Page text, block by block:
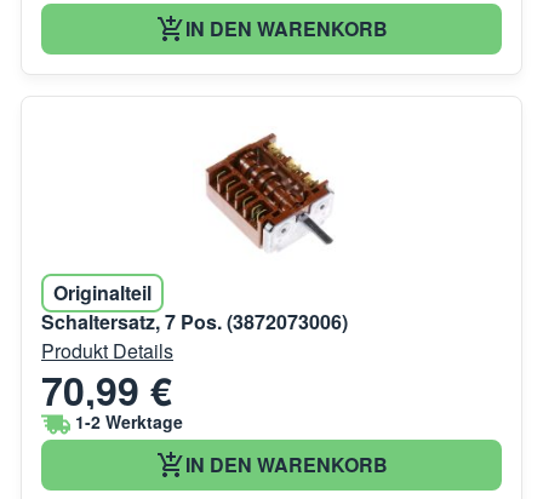
IN DEN WARENKORB
Originalteil
Schaltersatz, 7 Pos. (3872073006)
Produkt Details
70,99 €
1-2 Werktage
IN DEN WARENKORB